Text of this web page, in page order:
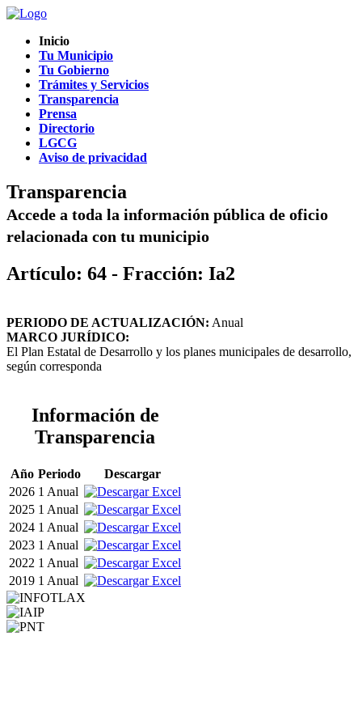
Inicio
Tu Municipio
Tu Gobierno
Trámites y Servicios
Transparencia
Prensa
Directorio
LGCG
Aviso de privacidad
Transparencia
Accede a toda la información pública de oficio
relacionada con tu municipio
Artículo: 64 - Fracción: Ia2
PERIODO DE ACTUALIZACIÓN: Anual
MARCO JURÍDICO:
El Plan Estatal de Desarrollo y los planes municipales de desarrollo,
según corresponda
Información de
Transparencia
Año Periodo
Descargar
2026 1 Anual
2025 1 Anual
2024 1 Anual
2023 1 Anual
2022 1 Anual
2019 1 Anual